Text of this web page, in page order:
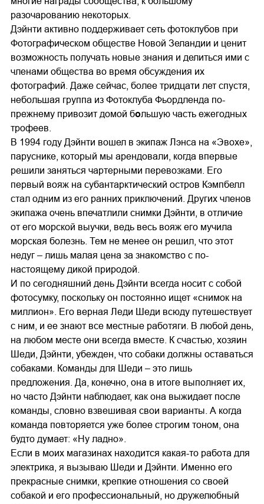
разочарованию некоторых.
Дэйнти активно поддерживает сеть фотоклубов при
Фотографическом обществе Новой Зеландии и ценит
возможность получать новые знания и делиться ими с
членами общества во время обсуждения их
фотографий. Даже сейчас, более тридцати лет спустя,
небольшая группа из Фотоклуба Фьордленда по-
прежнему привозит домой большую часть ежегодных
трофеев.
В 1994 году Дэйнти вошел в экипаж Лэнса на «Эвохе»,
паруснике, который мы арендовали, когда впервые
решили заняться чартерными перевозками. Его
первый вояж на субантарктический остров Кэмпбелл
стал одним из его ранних приключений. Других членов
экипажа очень впечатлили снимки Дэйнти, в отличие
от его морской выучки, ведь весь вояж его мучила
морская болезнь. Тем не менее он решил, что этот
недуг – лишь малая цена за знакомство с по-
настоящему дикой природой.
И по сегодняшний день Дэйнти всегда носит с собой
фотосумку, поскольку он постоянно ищет «снимок на
миллион». Его верная Леди Шеди всюду путешествует
с ним, и ее знают все местные работяги. В любой день,
на любом месте они всегда вместе. К счастью, хозяин
Шеди, Дэйнти, убежден, что собаки должны оставаться
собаками. Команды для Шеди – это лишь
предложения. Да, конечно, она в итоге выполняет их,
но часто Дэйнти наблюдает, как она выжидает после
команды, словно взвешивая свои варианты. А когда
команда повторяется уже более строгим тоном, она
будто думает: «Ну ладно».
Если в моих магазинах находится какая-то работа для
электрика, я вызываю Шеди и Дэйнти. Именно его
прекрасные снимки, крепкие отношения со своей
собакой и его профессиональный, но дружелюбный